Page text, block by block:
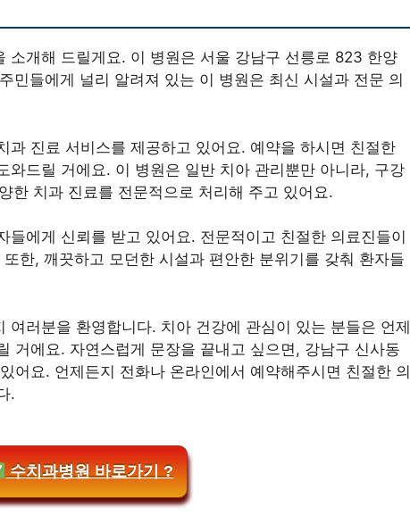
소개해 드릴게요. 이 병원은 서울 강남구 선릉로 823 한양
민들에게 널리 알려져 있는 이 병원은 최신 시설과 전문 의
과 진료 서비스를 제공하고 있어요. 예약을 하시면 친절한
와드릴 거에요. 이 병원은 일반 치아 관리뿐만 아니라, 구강
한 치과 진료를 전문적으로 처리해 주고 있어요.
들에게 신뢰를 받고 있어요. 전문적이고 친절한 의료진들이
한, 깨끗하고 모던한 시설과 편안한 분위기를 갖춰 환자들
여러분을 환영합니다. 치아 건강에 관심이 있는 분들은 언제
거에요. 자연스럽게 문장을 끝내고 싶으면, 강남구 신사동
어요. 언제든지 전화나 온라인에서 예약해주시면 친절한 의
.
수치과병원 바로가기 ?